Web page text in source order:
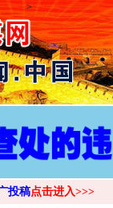
>
投稿点击进入>>>